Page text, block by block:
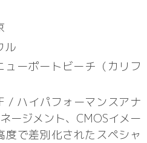
ル
ーポートビーチ（カリフ
/ ハイパフォーマンスアナ
ージメント、CMOSイメー
度で差別化されたスペシャ